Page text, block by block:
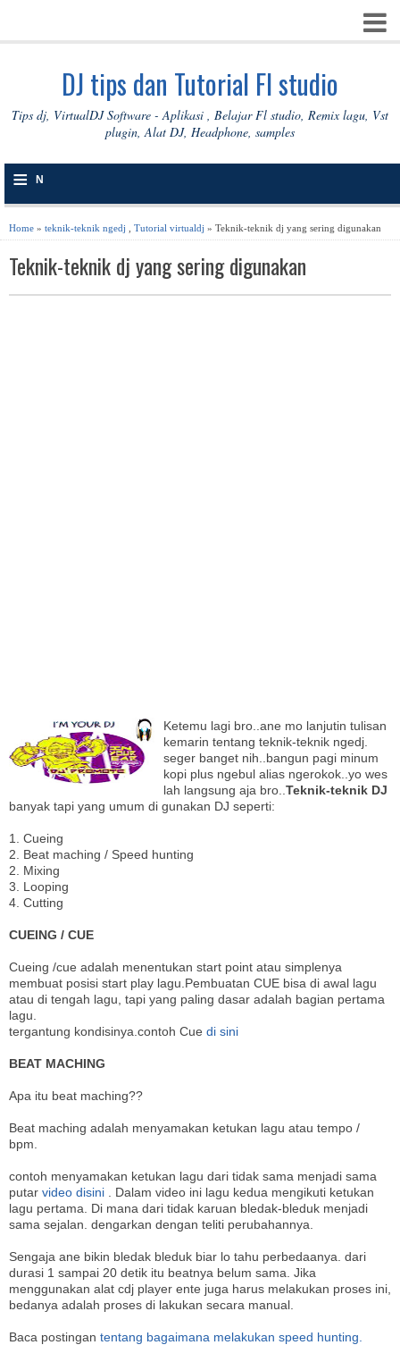
DJ tips dan Tutorial Fl studio
Tips dj, VirtualDJ Software - Aplikasi , Belajar Fl studio, Remix lagu, Vst
plugin, Alat DJ, Headphone, samples
≡ N
V
I
Home » teknik-teknik ngedj Tutorial virtualdj » Teknik-teknik dj yang sering digunakan
Teknik-teknik dj yang sering digunakan
Ketemu lagi bro..ane mo lanjutin tulisan
kemarin tentang teknik-teknik ngedj.
seger banget nih..bangun pagi minum
kopi plus ngebul alias ngerokok..yo wes
lah langsung aja bro.. Teknik-teknik DJ
banyak tapi yang umum di gunakan DJ seperti:
1. Cueing
2. Beat maching / Speed hunting
2. Mixing
3. Looping
4. Cutting
CUEING / CUE
Cueing /cue adalah menentukan start point atau simplenya
membuat posisi start play lagu.Pembuatan CUE bisa di awal lagu
atau di tengah lagu, tapi yang paling dasar adalah bagian pertama
lagu.
tergantung kondisinya.contoh Cue di sini
BEAT MACHING
Apa itu beat maching??
Beat maching adalah menyamakan ketukan lagu atau tempo /
bpm.
contoh menyamakan ketukan lagu dari tidak sama menjadi sama
putar video disini . Dalam video ini lagu kedua mengikuti ketukan
lagu pertama. Di mana dari tidak karuan bledak-bleduk menjadi
sama sejalan. dengarkan dengan teliti perubahannya.
Sengaja ane bikin bledak bleduk biar lo tahu perbedaanya. dari
durasi 1 sampai 20 detik itu beatnya belum sama. Jika
menggunakan alat cdj player ente juga harus melakukan proses ini,
bedanya adalah proses di lakukan secara manual.
Baca postingan tentang bagaimana melakukan speed hunting.